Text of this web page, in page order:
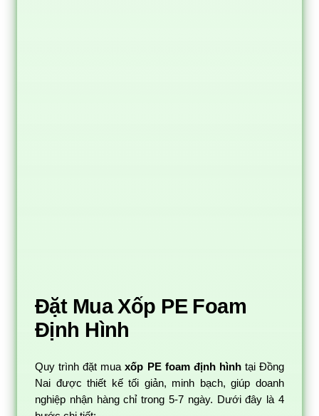
Đặt Mua Xốp PE Foam
Định Hình
Quy trình đặt muaxốp PE foam định hìnhtại Đồng
Nai được thiết kế tối giản, minh bạch, giúp doanh
nghiệp nhận hàng chỉ trong 5-7 ngày. Dưới đây là 4